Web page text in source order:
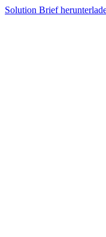
Solution Brief